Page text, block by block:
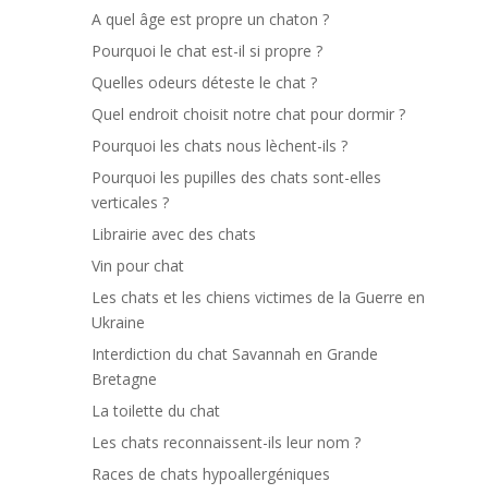
A quel âge est propre un chaton ?
Pourquoi le chat est-il si propre ?
Quelles odeurs déteste le chat ?
Quel endroit choisit notre chat pour dormir ?
Pourquoi les chats nous lèchent-ils ?
Pourquoi les pupilles des chats sont-elles
verticales ?
Librairie avec des chats
Vin pour chat
Les chats et les chiens victimes de la Guerre en
Ukraine
Interdiction du chat Savannah en Grande
Bretagne
La toilette du chat
Les chats reconnaissent-ils leur nom ?
Races de chats hypoallergéniques